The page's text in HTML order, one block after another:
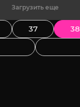
Загрузить еще
37 38